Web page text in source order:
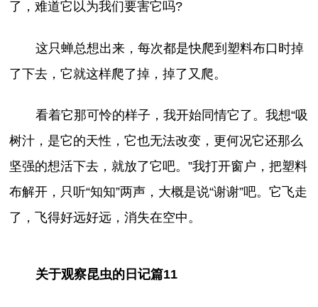
了，难道它以为我们要害它吗?
这只蝉总想出来，每次都是快爬到塑料布口时掉
了下去，它就这样爬了掉，掉了又爬。
看着它那可怜的样子，我开始同情它了。我想“吸
树汁，是它的天性，它也无法改变，更何况它还那么
坚强的想活下去，就放了它吧。”我打开窗户，把塑料
布解开，只听“知知”两声，大概是说“谢谢”吧。它飞走
了，飞得好远好远，消失在空中。
关于观察昆虫的日记篇11